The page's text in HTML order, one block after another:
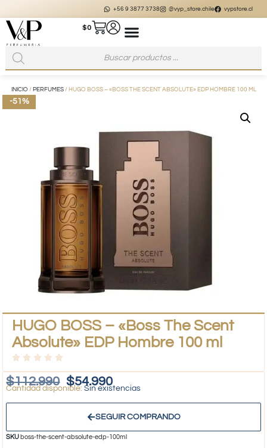
+56 9 3877 3738 @vyp_store.chile vypstore.cl
$0
INICIO / PERFUMES/ HUGO BOSS – «BOSS THE SCENT ABSOLUTE» EDP HOMBRE 100 ML
-51%
HUGO BOSS – «Boss The Scent
Absolute» EDP Hombre 100 ml
$112.990 $54.990
Sin existencias
SEGUIR COMPRANDO
SKU boss-the-scent-absolute-edp-100ml